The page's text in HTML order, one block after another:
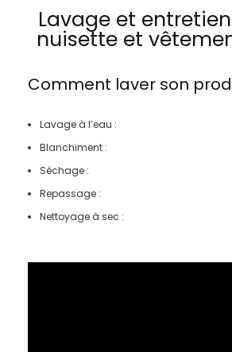
Lavage et
nuisette et
Comment laver son
Lavage à l’eau :
Blanchiment :
Séchage :
Repassage :
Nettoyage à sec :